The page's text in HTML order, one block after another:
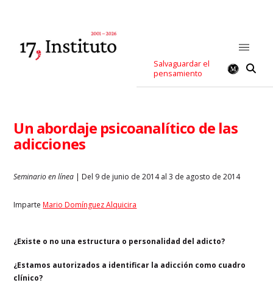
Salvaguardar el
pensamiento
Un abordaje psicoanalítico de las
adicciones
Seminario en línea | Del 9 de junio de 2014 al 3 de agosto de 2014
ImparteMario Domínguez Alquicira
¿Existe o no una estructura o personalidad del adicto?
¿Estamos autorizados a identificar la adicción como cuadro
clínico?